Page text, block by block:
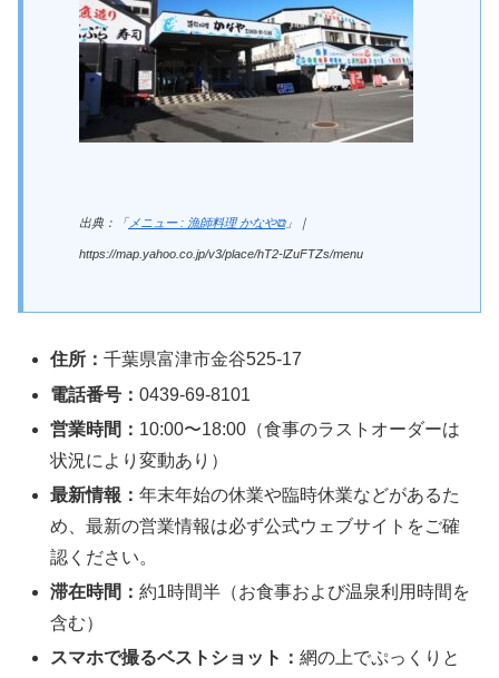
出典：「メニュー : 漁師料理 かなや⧉」｜
https://map.yahoo.co.jp/v3/place/hT2-lZuFTZs/menu
住所：千葉県富津市金谷525-17
電話番号：0439-69-8101
営業時間： 10:00〜18:00（食事のラストオーダーは
状況により変動あり）
最新情報：年末年始の休業や臨時休業などがあるた
め、最新の営業情報は必ず公式ウェブサイトをご確
認ください。
滞在時間：約1時間半（お食事および温泉利用時間を
含む）
スマホで撮るベストショット：網の上でぷっくりと